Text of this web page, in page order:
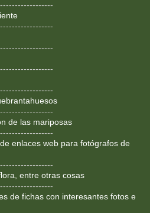
de las mariposas
enlaces web para fotógrafos de
entre otras cosas
de fichas con interesantes fotos e